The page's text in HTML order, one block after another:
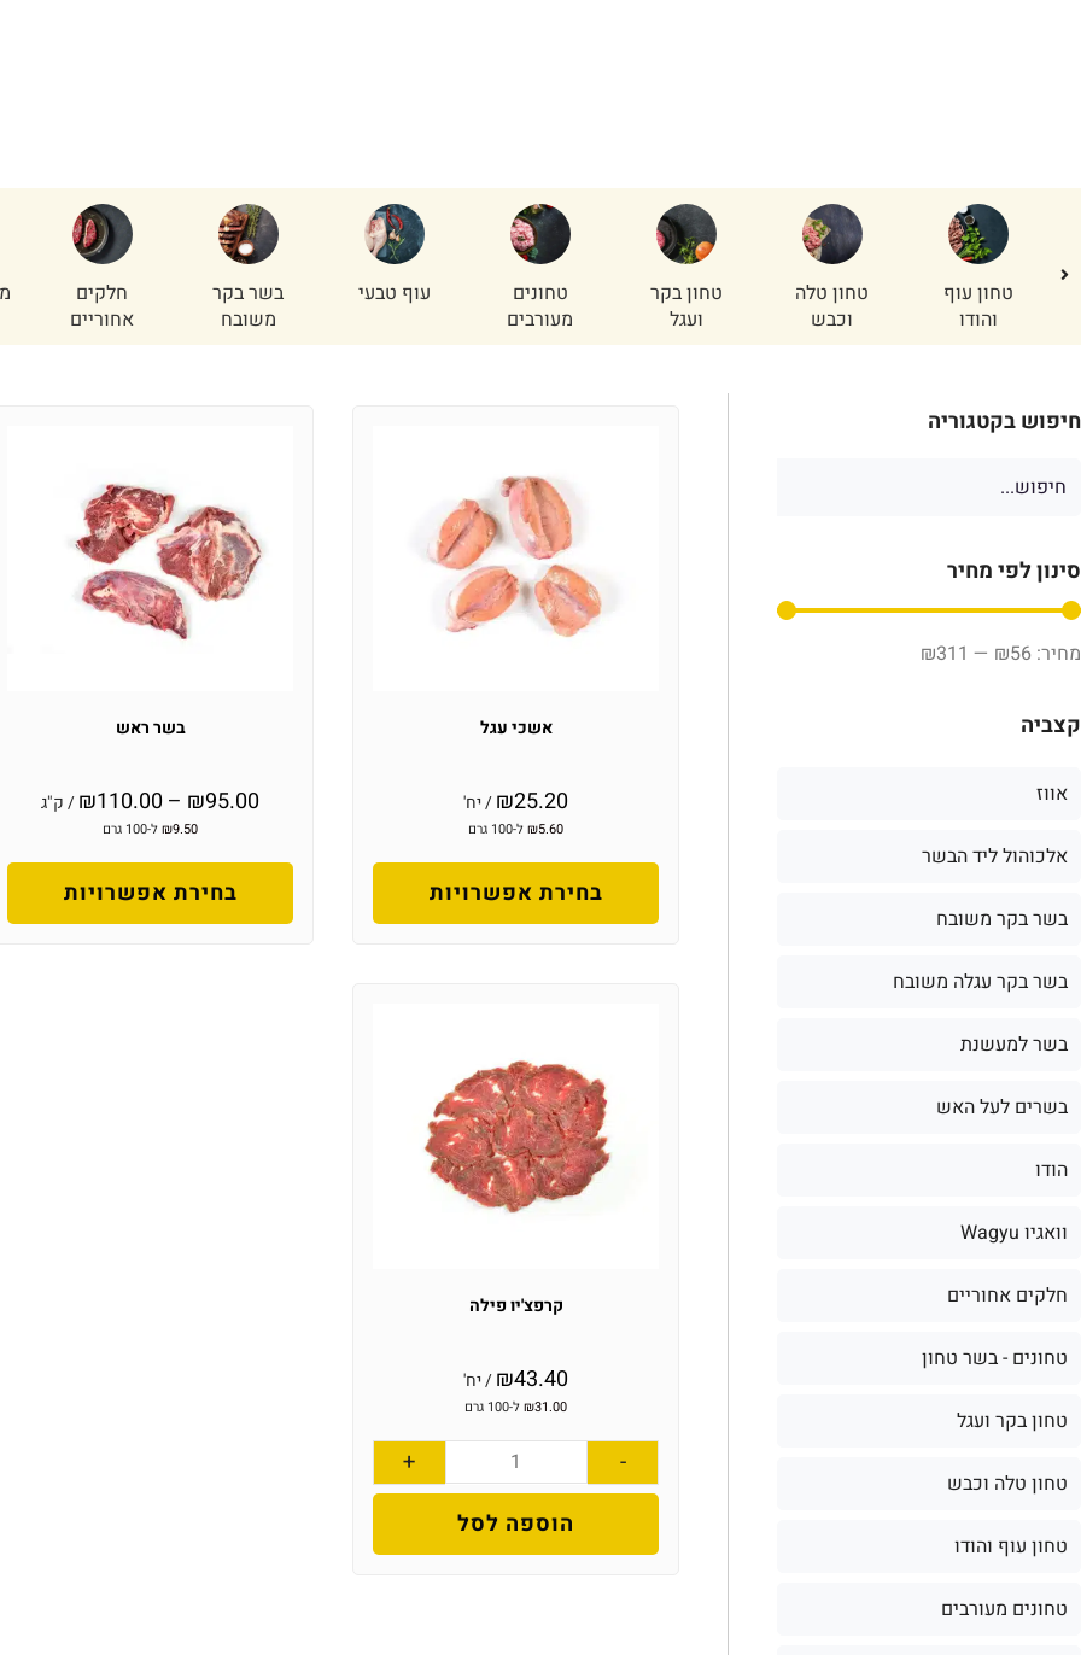
בשר בקר
משובח
חלקים
אחוריים
מיוחדי מסורת
בשרים לעל
האש
מזווה ותבליני
נתחי פנים על האש
חיפוש בקטגוריה
סינון לפי מחיר
₪56
—
₪311
קצביה
אווז
אלכוהול ליד הבשר
בשר בקר משובח
בשר בקר עגלה משובח
בשר למעשנת
בשרים לעל האש
הודו
וואגיו Wagyu
חלקים אחוריים
טחונים - בשר טחון
טחון בקר ועגל
טחון טלה וכבש
טחון עוף והודו
טחונים מעורבים
אשכי עגל
₪25.20 / יח'
₪5.60 ל-100 גרם
בחירת אפשרויות
בשר ראש
₪95.00
–
₪110.00 / ק"ג
₪9.50 ל-100 גרם
בחירת אפשרויות
קרפצ'יו פילה
₪43.40 / יח'
₪31.00 ל-100 גרם
-
+
הוספה לסל